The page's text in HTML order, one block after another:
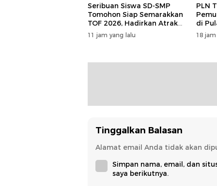
Seribuan Siswa SD-SMP
Tomohon Siap Semarakkan
TOF 2026, Hadirkan Atraksi
Kolosal dan Harmoni Seni
Budaya
11 jam yang lalu
PLN
di
18
Tinggalkan Balasan
Alamat email Anda tidak akan
Simpan nama, email, dan
saya berikutnya.